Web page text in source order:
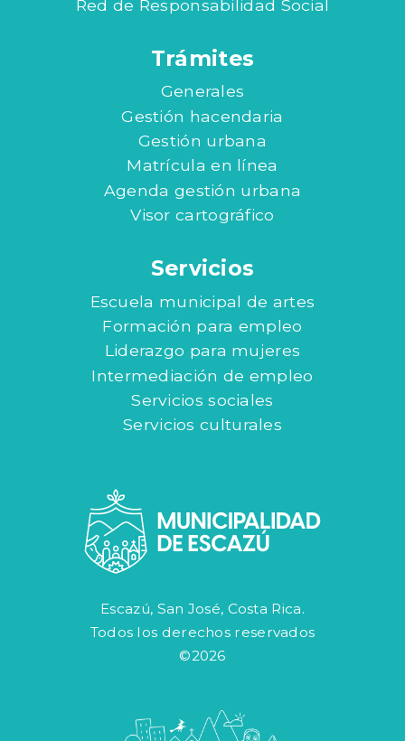
Red de Responsabilidad Social
Trámites
Generales
Gestión hacendaria
Gestión urbana
Matrícula en línea
Agenda gestión urbana
Visor cartográfico
Servicios
Escuela municipal de artes
Formación para empleo
Liderazgo para mujeres
Intermediación de empleo
Servicios sociales
Servicios culturales
Escazú, San José, Costa Rica.
Todos los derechos reservados
©2026